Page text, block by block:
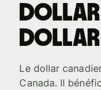
dollar
dollar
Le dollar
Canada. Il